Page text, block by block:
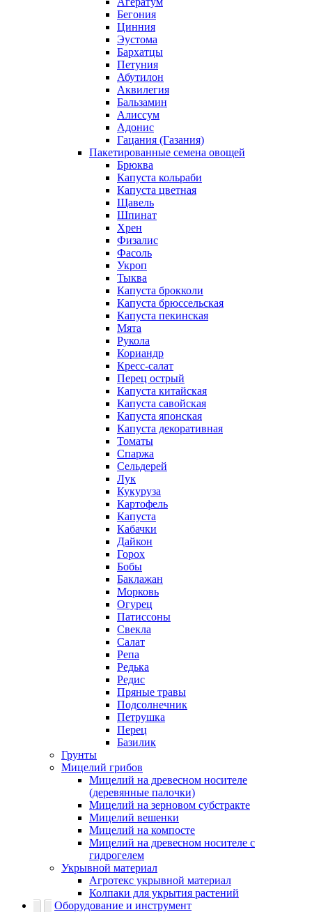
Бегония
Цинния
Эустома
Бархатцы
Петуния
Абутилон
Аквилегия
Бальзамин
Алиссум
Адонис
Гацания (Газания)
Пакетированные семена овощей
Брюква
Капуста кольраби
Капуста цветная
Щавель
Шпинат
Хрен
Физалис
Фасоль
Укроп
Тыква
Капуста брокколи
Капуста брюссельская
Капуста пекинская
Мята
Рукола
Кориандр
Кресс-салат
Перец острый
Капуста китайская
Капуста савойская
Капуста японская
Капуста декоративная
Томаты
Спаржа
Сельдерей
Лук
Кукуруза
Картофель
Капуста
Кабачки
Дайкон
Горох
Бобы
Баклажан
Морковь
Огурец
Патиссоны
Свекла
Салат
Репа
Редька
Редис
Пряные травы
Подсолнечник
Петрушка
Перец
Базилик
Грунты
Мицелий грибов
Мицелий на древесном носителе
(деревянные палочки)
Мицелий на зерновом субстракте
Мицелий вешенки
Мицелий на компосте
Мицелий на древесном носителе с
гидрогелем
Укрывной материал
Агротекс укрывной материал
Колпаки для укрытия растений
Оборудование и инструмент